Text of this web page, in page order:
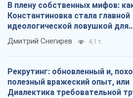
В плену собственных мифов:
Константиновка стала главной
идеологической ловушкой для
российских оккупантов
Дмитрий Снегирев 4,1 т.
Рекрутинг: обновленный и,
полезный вражеский опыт, или
Диалектика требовательной